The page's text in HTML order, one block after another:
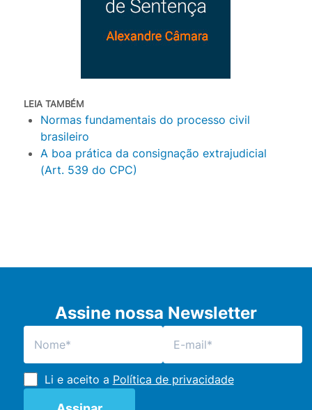
LEIA TAMBÉM
Normas fundamentais do processo civil
brasileiro
A boa prática da consignação extrajudicial
(Art. 539 do CPC)
Assine nossa Newsletter
Li e aceito a Política de privacidade